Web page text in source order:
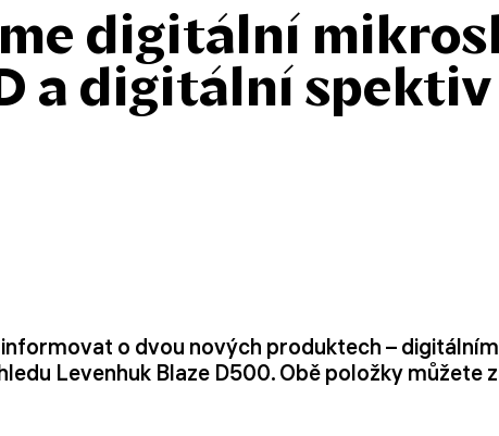
digitální
a digitální
o dvou nových produktech –
Levenhuk Blaze D500. Obě položky můžete